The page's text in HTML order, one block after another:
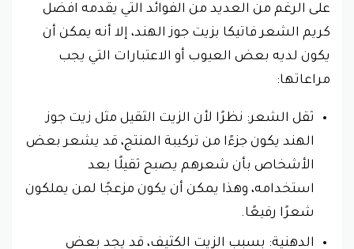
على الرغم من العديد من الفوائد التي يقدمه افضل
كريم الشعر فاتيكا بزيت جوز الهند، إلا أنه يمكن أن
يكون لديه بعض العيوب أو الاعتبارات التي يجب
مراعاتها:
ثقل الشعر: نظرًا لأن الزيت الثقيل مثل زيت جوز
الهند يكون جزءًا من تركيبة المنتج، قد يشعر بعض
الأشخاص بأن شعرهم يصبح ثقيلًا بعد
استخدامه، وهذا يمكن أن يكون مزعجًا لمن يملكون
شعرًا رفيعًا.
الدهنية: بسبب الزيت الكثيف، قد يجد بعض